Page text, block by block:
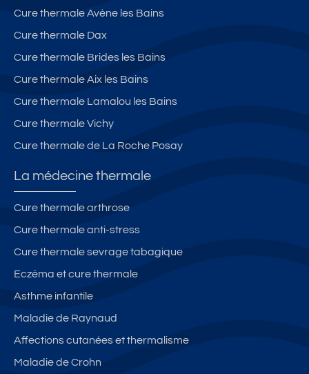
Cure thermale Avène les Bains
Cure thermale Dax
Cure thermale Brides les Bains
Cure thermale Aix les Bains
Cure thermale Lamalou les Bains
Cure thermale Vichy
Cure thermale de La Roche Posay
La médecine thermale
Cure thermale arthrose
Cure thermale anti-stress
Cure thermale sevrage tabagique
Eczéma et cure thermale
Asthme infantile
Maladie de Raynaud
Affections cutanées et thermalisme
Maladie de Crohn